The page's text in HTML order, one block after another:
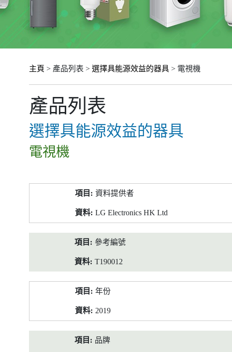
主頁 > 產品列表 > 選擇具能源效益的器具 > 電視機
產品列表
選擇具能源效益的器具
電視機
料
資料提供者
LG Electronics HK Ltd
參考編號
T190012
年份
2019
品牌